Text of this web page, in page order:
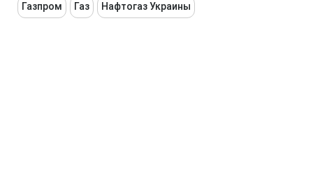
Газпром Газ Нафтогаз Украины